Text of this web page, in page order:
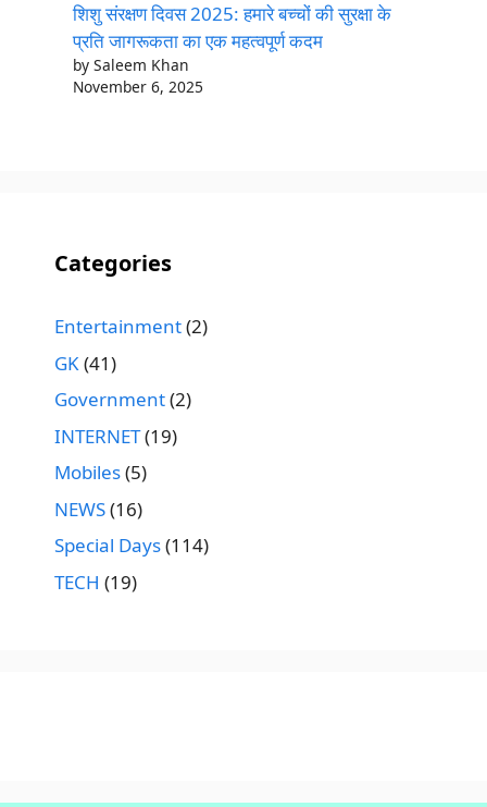
शिशु संरक्षण दिवस 2025: हमारे बच्चों की सुरक्षा के
प्रति जागरूकता का एक महत्वपूर्ण कदम
by Saleem Khan
November 6, 2025
Categories
Entertainment(2)
GK(41)
Government(2)
INTERNET(19)
Mobiles(5)
NEWS(16)
Special Days(114)
TECH (19)